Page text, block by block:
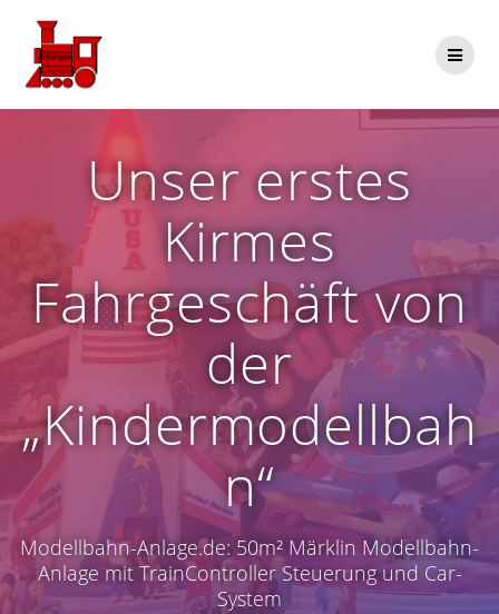
Unser erstes
Kirmes
Fahrgeschäft von
der
„Kindermodellbah
n“
Modellbahn-Anlage.de: 50m² Märklin Modellbahn-
Anlage mit TrainController Steuerung und Car-
System